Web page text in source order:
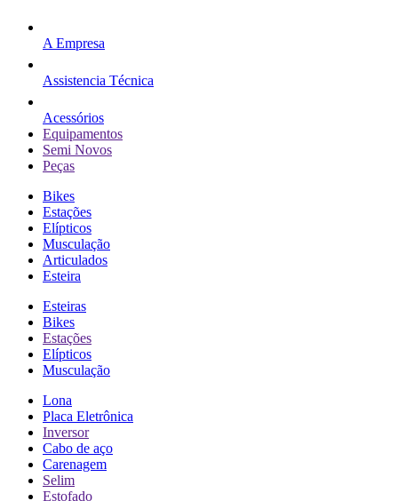
A Empresa
Assistencia Técnica
Acessórios
Equipamentos
Semi Novos
Peças
Bikes
Estações
Elípticos
Musculação
Articulados
Esteira
Esteiras
Bikes
Estações
Elípticos
Musculação
Lona
Placa Eletrônica
Inversor
Cabo de aço
Carenagem
Selim
Estofado